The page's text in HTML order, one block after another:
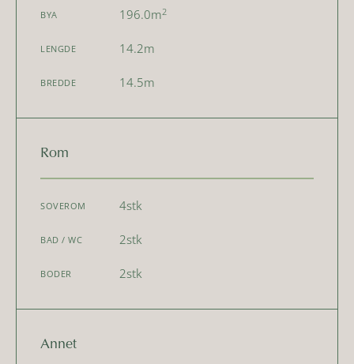
BYA 196.0m2
LENGDE 14.2m
BREDDE 14.5m
Rom
SOVEROM 4stk
BAD / WC 2stk
BODER 2stk
Annet